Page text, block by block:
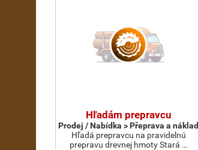
Hľadám prepravcu
Prodej / Nabídka > Přeprava a náklad
Hľadá prepravcu na pravidelnú
prepravu drevnej hmoty Stará …